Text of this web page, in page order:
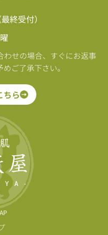
終受付）
わせの場合、すぐにお返事
ご了承下さい。
ちら